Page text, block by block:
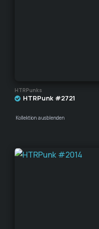
HTRPunks
HTRPunk #2721
Kollektion ausblenden